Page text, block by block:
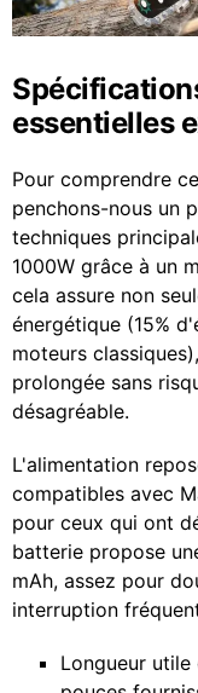
essentielles
Pour comprendre
penchons-nous un
techniques
1000W grâce à un
cela assure non
énergétique (15%
moteurs
prolongée sans
désagréable.
L'alimentation
compatibles avec
pour ceux qui ont
batterie propose
mAh, assez pour
interruption
Longueur